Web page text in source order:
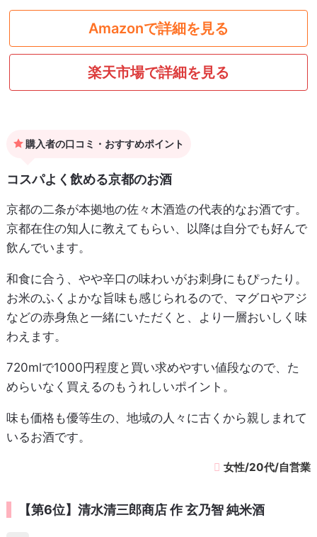
Amazonで詳細を見る
楽天市場で詳細を見る
購入者の口コミ・おすすめポイント
コスパよく飲める京都のお酒
京都の二条が本拠地の佐々木酒造の代表的なお酒です。
京都在住の知人に教えてもらい、以降は自分でも好んで
飲んでいます。
和食に合う、やや辛口の味わいがお刺身にもぴったり。
お米のふくよかな旨味も感じられるので、マグロやアジ
などの赤身魚と一緒にいただくと、より一層おいしく味
わえます。
720mlで1000円程度と買い求めやすい値段なので、た
めらいなく買えるのもうれしいポイント。
味も価格も優等生の、地域の人々に古くから親しまれて
いるお酒です。
女性/20代/自営業
【第6位】清水清三郎商店 作 玄乃智 純米酒